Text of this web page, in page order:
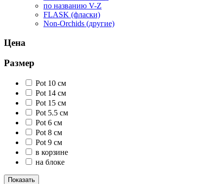
по названию V-Z
FLASK (фласки)
Non-Orchids (другие)
Цена
Размер
Pot 10 см
Pot 14 см
Pot 15 см
Pot 5.5 см
Pot 6 см
Pot 8 см
Pot 9 см
в корзине
на блоке